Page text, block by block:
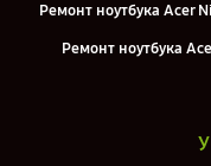
Ремонт ноутбука Acer
Ремонт ноутбука